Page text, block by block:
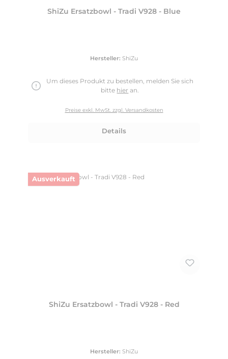
ShiZu Ersatzbowl - Tradi V928 - Blue
Hersteller: ShiZu
Um dieses Produkt zu bestellen, melden Sie sich
bitte hier an.
Preise exkl. MwSt. zzgl. Versandkosten
Details
Ausverkauft
ShiZu Ersatzbowl - Tradi V928 - Red
Hersteller: ShiZu